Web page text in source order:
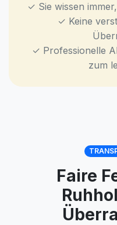
✓ Sie wissen
✓ Keine
✓ Professionelle
zum
Faire